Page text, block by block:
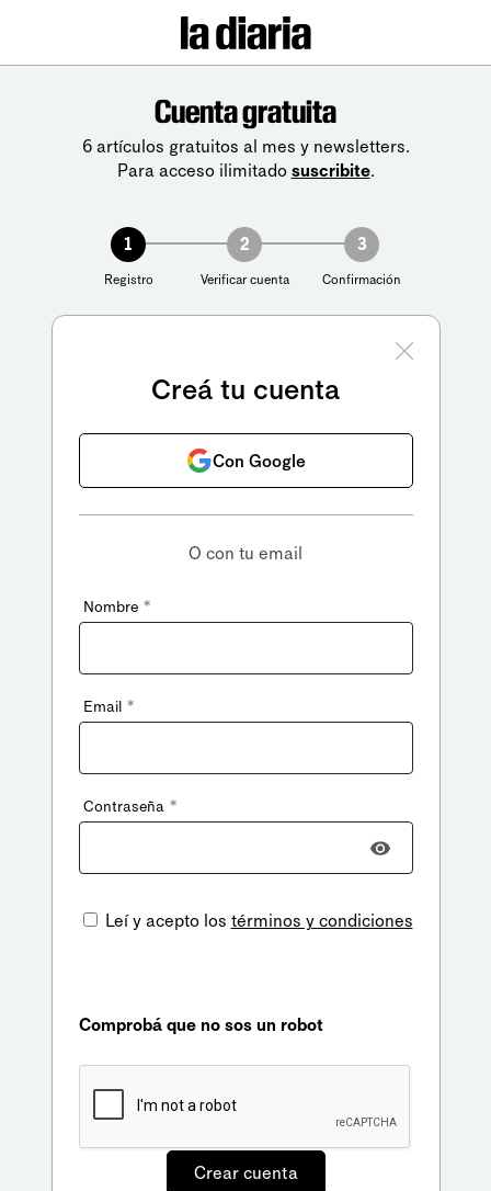
Cuenta gratuita
6 artículos gratuitos al mes y newsletters.
Para acceso ilimitado suscribite.
1
Registro
2
Verificar cuenta
3
Confirmación
Creá tu cuenta
Con Google
O con tu email
Nombre *
Email *
Contraseña *
Leí y acepto los términos y condiciones
Comprobá que no sos un robot